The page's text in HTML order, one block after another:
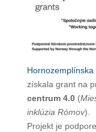
získala grant na
centrum 4.0 (
inklúzia Rómov).
Projekt je